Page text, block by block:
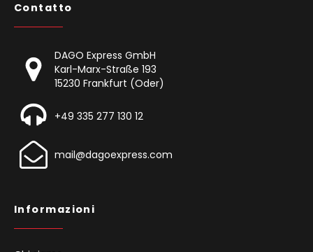
Contatto
DAGO Express GmbH
Karl-Marx-Straße 193
15230 Frankfurt (Oder)
+49 335 277 130 12
mail@dagoexpress.com
Informazioni